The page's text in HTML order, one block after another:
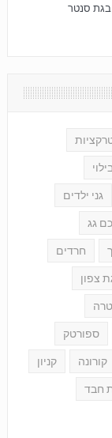
בגת סנטר
בילוי
גני ילדים
גג
חרדים
צפון
ספורטק
קורונה קניון
חבד